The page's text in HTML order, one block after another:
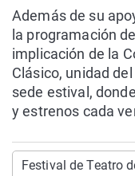
Además de su
la programación
implicación de la
Clásico, unidad
sede estival,
y estrenos cada
Festival de Teatro